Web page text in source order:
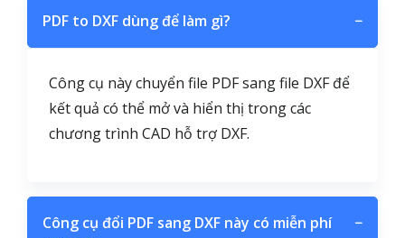
PDF to DXF dùng để làm gì? −
Công cụ này chuyển file PDF sang file DXF để
kết quả có thể mở và hiển thị trong các
chương trình CAD hỗ trợ DXF.
Công cụ đổi PDF sang DXF này có miễn phí
−